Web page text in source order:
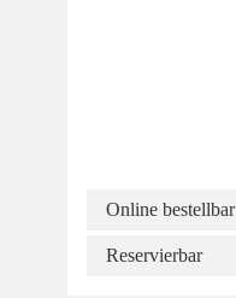
Online bestellbar
Reservierbar